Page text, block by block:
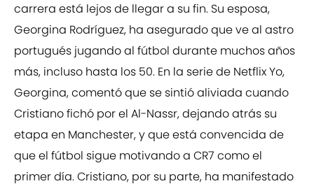
carrera está lejos de llegar a su fin. Su esposa,
Georgina Rodríguez, ha asegurado que ve al astro
portugués jugando al fútbol durante muchos años
más, incluso hasta los 50. En la serie de Netflix Yo,
Georgina, comentó que se sintió aliviada cuando
Cristiano fichó por el Al-Nassr, dejando atrás su
etapa en Manchester, y que está convencida de
que el fútbol sigue motivando a CR7 como el
primer día. Cristiano, por su parte, ha manifestado